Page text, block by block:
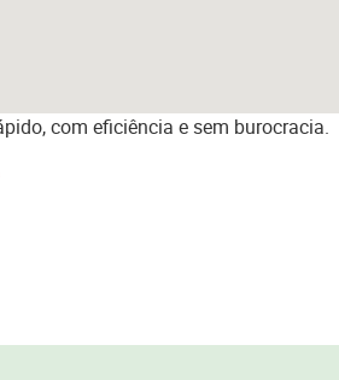
com eficiência e sem burocracia.